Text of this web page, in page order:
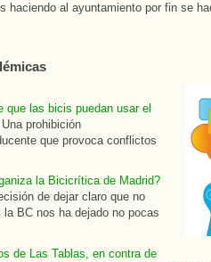
haciendo al ayuntamiento por fin se
que las bicis puedan usar el
Una prohibición
que provoca conflictos
la Bicicrítica de Madrid?
de dejar claro que no
la BC nos ha dejado no pocas
de Las Tablas, en contra de